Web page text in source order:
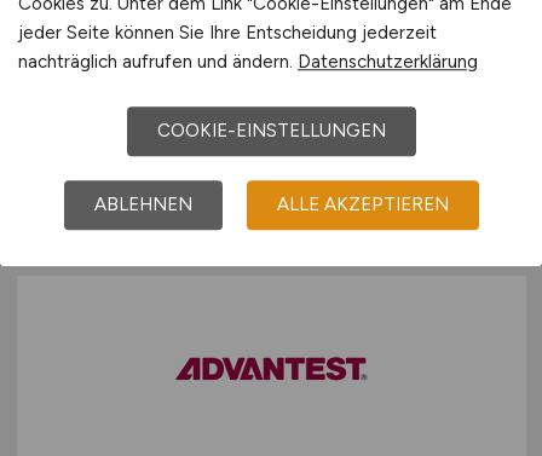
Production Analytical Solutions
(PAS) Developer(m/f/d)
Advantest Europe GmbH
vor 5 Tagen
Böblingen
jeder Seite können Sie Ihre Entscheidung jederzeit
nachträglich aufrufen und ändern. Datenschutzerklärung
COOKIE-EINSTELLUNGEN
ABLEHNEN ALLE AKZEPTIEREN